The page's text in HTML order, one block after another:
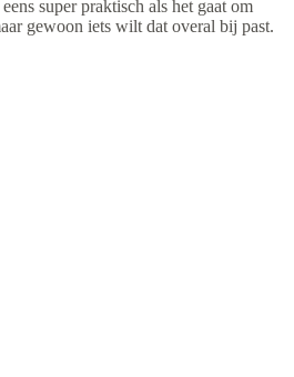
super praktisch als het gaat om
gewoon iets wilt dat overal bij past.